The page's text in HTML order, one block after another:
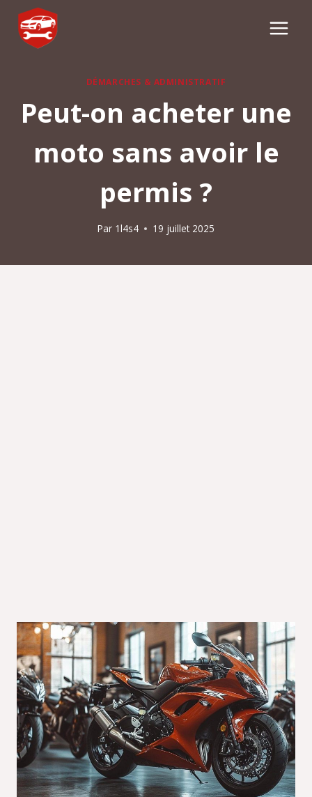
Aller
contenu
DÉMARCHES & ADMINISTRATIF
Peut-on acheter une
moto sans avoir le
permis​ ?
Par 1l4s4 19 juillet 2025